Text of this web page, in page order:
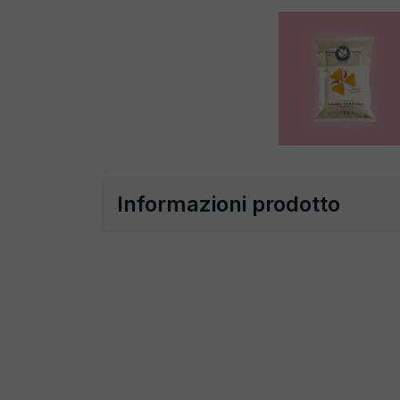
Informazioni prodotto